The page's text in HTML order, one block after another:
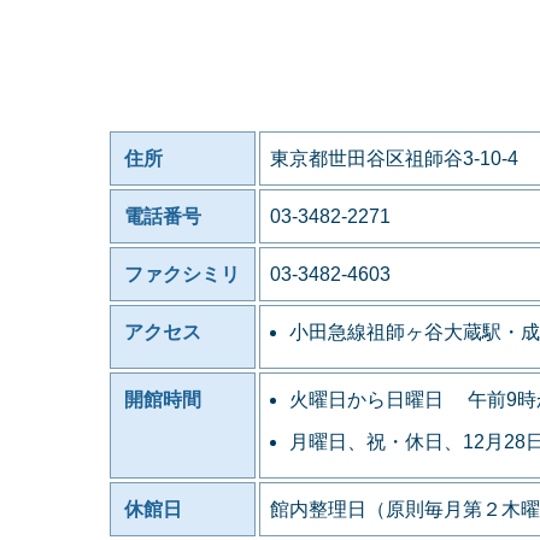
住所 東京都世田谷区祖師谷3-10-4
電話番号 03-3482-2271
ファクシミリ 03-3482-4603
アクセス 小田急線祖師ヶ谷大蔵駅・
開館時間 火曜日から日曜日 午前9時
月曜日、祝・休日、12月
休館日 館内整理日（原則毎月第２木